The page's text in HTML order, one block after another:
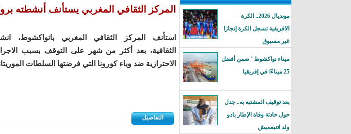
مونديال 2026.. الكرة
الافريقية تسجل الكرة إنجازا
غير مسبوق
ميناء نواكشوط" ضمن أفضل
25 ميناءًا في إفريقيا
بعد توقيف المشتبه به.. جدل
حول حادثة وفاة الإطار بادو
ولد اتنيغميش
المركز الثقافي المغربي يستأنف أنشطته
استأنف المركز الثقافي المغربي بانواكشوط،
الثقافية، بعد أكثر من شهر على التوقف بسبب
الاحترازية ضد وباء كورونا التي فرضتها السلطات
التفاصيل